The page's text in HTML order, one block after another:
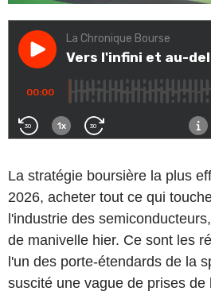
La stratégie boursière la plus
2026, acheter tout ce qui
l'industrie des
de manivelle hier. Ce sont les
l'un des porte-étendards de la
suscité une vague de prises de